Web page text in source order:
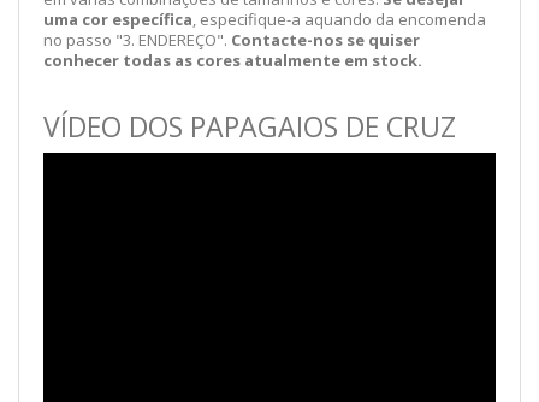
uma cor específica, especifique-a aquando da encomenda
no passo "3. ENDEREÇO". Contacte-nos se quiser
conhecer todas as cores atualmente em stock.
VÍDEO DOS PAPAGAIOS DE CRUZ